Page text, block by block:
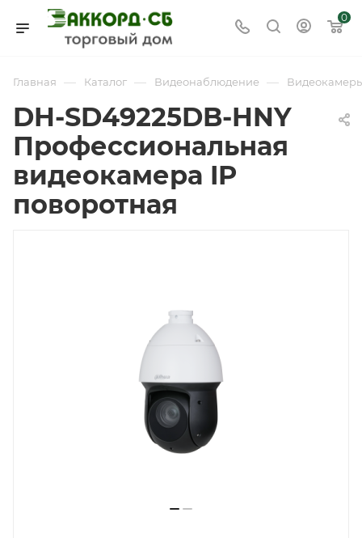
0
Главная — Каталог — Видеонаблюдение —
DH-SD49225DB-HNY
Профессиональная
видеокамера IP
поворотная